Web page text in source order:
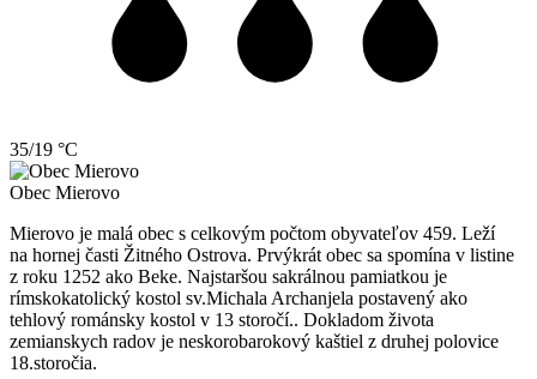
35/19 °C
Obec Mierovo
Mierovo je malá obec s celkovým počtom obyvateľov 459. Leží
na hornej časti Žitného Ostrova. Prvýkrát obec sa spomína v listine
z roku 1252 ako Beke. Najstaršou sakrálnou pamiatkou je
rímskokatolický kostol sv.Michala Archanjela postavený ako
tehlový románsky kostol v 13 storočí.. Dokladom života
zemianskych radov je neskorobarokový kaštiel z druhej polovice
18.storočia.